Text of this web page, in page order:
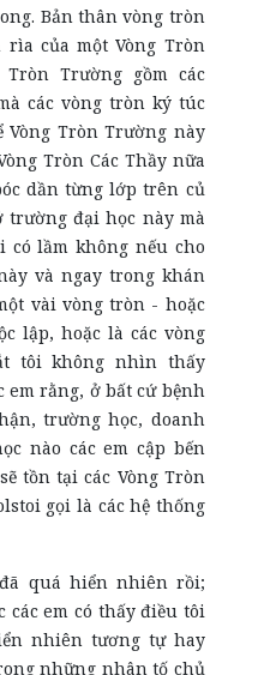
Bản thân vòng tròn
của một Vòng Tròn
Trường gồm các
các vòng tròn ký túc
Tròn Trường này
Tròn Các Thầy nữa
dần từng lớp trên củ
trường đại học này mà
có lầm không nếu cho
và ngay trong khán
vài vòng tròn - hoặc
lập, hoặc là các vòng
tôi không nhìn thấy
em rằng, ở bất cứ bệnh
trường học, doanh
nào các em cập bến
tồn tại các Vòng Tròn
gọi là các hệ thống
quá hiển nhiên rồi;
các em có thấy điều tôi
nhiên tương tự hay
những nhân tố chủ